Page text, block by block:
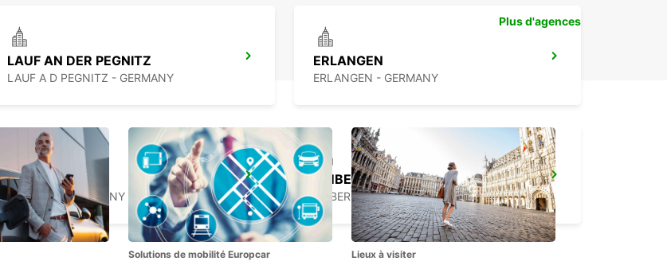
LAUF AN DER PEGNITZ
LAUF A D PEGNITZ - GERMANY
ERLANGEN
ERLANGEN - GERMANY
BAMBERG
BAMBERG - GERMANY
AMBERG
AMBERG - GERMANY
Plus d'agences
Solutions de mobilité Europcar Lieux à visiter